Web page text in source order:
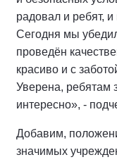
радовал и ребят,
Сегодня мы
проведён
красиво и с
Уверена, ребятам
интересно», -
Добавим,
значимых